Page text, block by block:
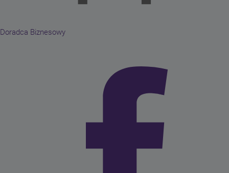
Doradca Biznesowy